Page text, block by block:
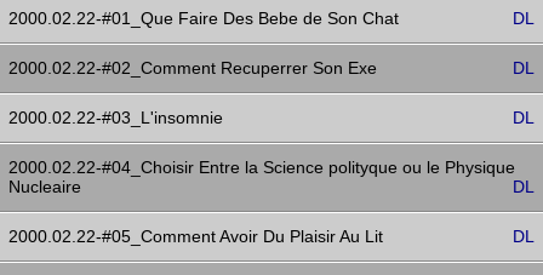
2000.02.22-#01_Que Faire Des Bebe de Son Chat DL
2000.02.22-#02_Comment Recuperrer Son Exe DL
2000.02.22-#03_L'insomnie DL
2000.02.22-#04_Choisir Entre la Science polityque ou le Physique
Nucleaire
DL
2000.02.22-#05_Comment Avoir Du Plaisir Au Lit DL